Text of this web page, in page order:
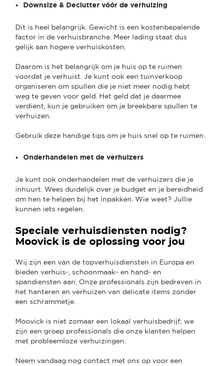
Downsize & Declutter vóór de verhuizing
Dit is heel belangrijk. Gewicht is een kostenbepalende
factor in de verhuisbranche. Meer lading staat dus
gelijk aan hogere verhuiskosten.
Daarom is het belangrijk om je huis op te ruimen
voordat je verhuist. Je kunt ook een tuinverkoop
organiseren om spullen die je niet meer nodig hebt
weg te geven voor geld. Het geld dat je daarmee
verdient, kun je gebruiken om je breekbare spullen te
verhuizen.
Gebruik deze handige tips om je huis snel op te ruimen.
Onderhandelen met de verhuizers
Je kunt ook onderhandelen met de verhuizers die je
inhuurt. Wees duidelijk over je budget en je bereidheid
om hen te helpen bij het inpakken. Wie weet? Jullie
kunnen iets regelen.
Speciale verhuisdiensten nodig?
Moovick is de oplossing voor jou
Wij zijn een van de topverhuisdiensten in Europa en
bieden verhuis-, schoonmaak- en hand- en
spandiensten aan. Onze professionals zijn bedreven in
het hanteren en verhuizen van delicate items zonder
een schrammetje.
Moovick is niet zomaar een lokaal verhuisbedrijf; we
zijn een groep professionals die onze klanten helpen
met probleemloze verhuizingen.
Neem vandaag nog contact met ons op voor een